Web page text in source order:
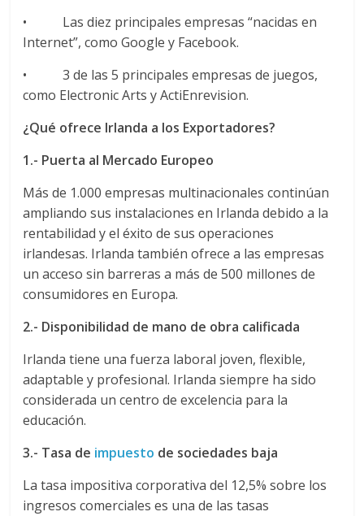
s
p
o
r
t
e
d
e
E
q
u
• Las diez principales empresas “nacidas en
Internet”, como Google y Facebook.
• 3 de las 5 principales empresas de juegos,
como Electronic Arts y ActiEnrevision.
¿Qué ofrece Irlanda a los Exportadores?
1.- Puerta al Mercado Europeo
Más de 1.000 empresas multinacionales continúan
ampliando sus instalaciones en Irlanda debido a la
rentabilidad y el éxito de sus operaciones
irlandesas. Irlanda también ofrece a las empresas
un acceso sin barreras a más de 500 millones de
consumidores en Europa.
2.- Disponibilidad de mano de obra calificada
Irlanda tiene una fuerza laboral joven, flexible,
adaptable y profesional. Irlanda siempre ha sido
considerada un centro de excelencia para la
educación.
3.- Tasa de impuesto de sociedades baja
La tasa impositiva corporativa del 12,5% sobre los
ingresos comerciales es una de las tasas